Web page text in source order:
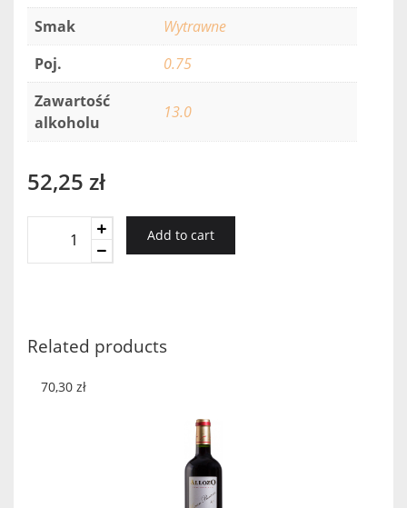
Smak
Wytrawne
Poj.
0.75
Zawartość
alkoholu
13.0
52,25 zł
SCHUELLER
2018
quantity
Add to cart
Related products
70,30 zł